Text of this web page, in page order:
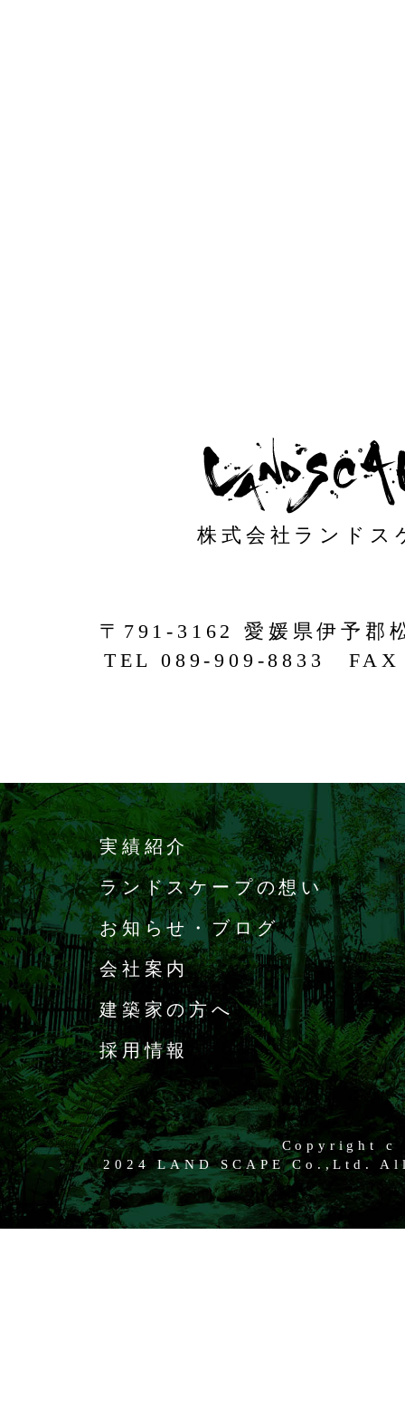
〒791-3162 愛媛県伊予郡
TEL 089-909-8833 FAX
株式会社ランドス
実績紹介
ランドスケープの想い
お知らせ・ブログ
会社案内
建築家の方へ
採用情報
Copyright c
2024 LAND SCAPE Co.,Ltd.